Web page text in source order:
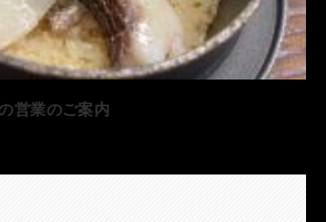
営業のご案内